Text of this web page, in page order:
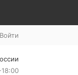
Войти